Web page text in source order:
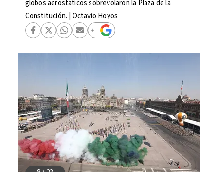
globos aerostáticos sobrevolaron la Plaza de la
Constitución. | Octavio Hoyos